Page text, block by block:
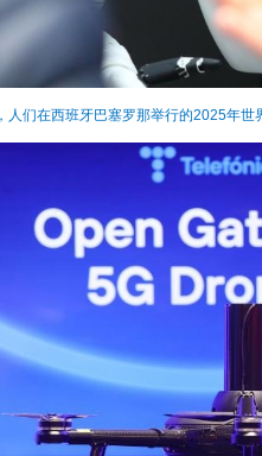
人们在西班牙巴塞罗那举行的2025年